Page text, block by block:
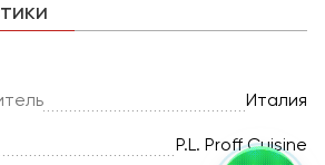
Италия
P.L. Proff Cuisine